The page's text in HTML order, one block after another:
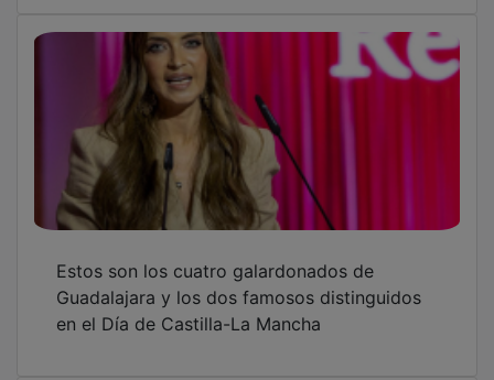
Estos son los cuatro galardonados de
Guadalajara y los dos famosos distinguidos
en el Día de Castilla-La Mancha